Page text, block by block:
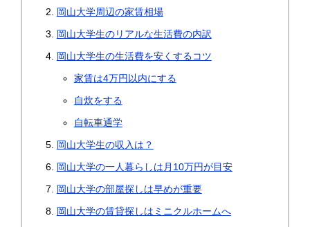
岡山大学周辺の家賃相場
岡山大学生のリアルな生活費の内訳
岡山大学生の生活費を安くするコツ
家賃は4万円以内にする
自炊をする
自転車通学
岡山大学生の収入は？
岡山大学の一人暮らしは月10万円が目安
岡山大学の部屋探しは早めが重要
岡山大学の賃貸探しはミニクルホームへ